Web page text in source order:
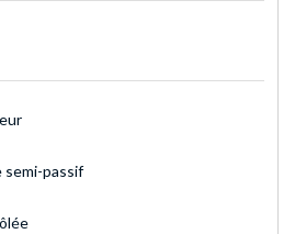
semi-passif